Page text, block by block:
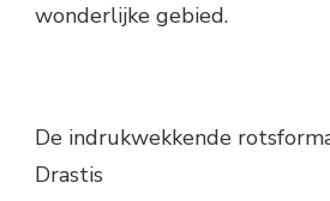
wonderlijke gebied.
De indrukwekkende
Drastis